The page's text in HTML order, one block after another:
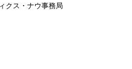
クス・ナウ事務局